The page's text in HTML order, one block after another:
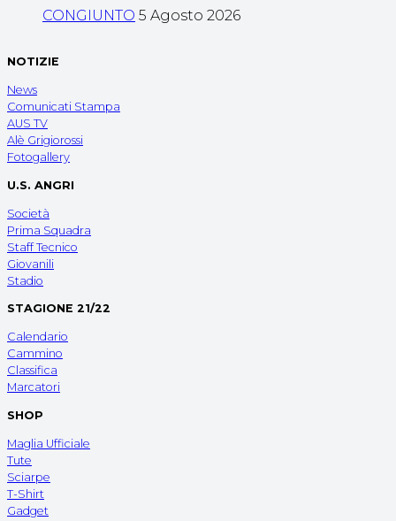
CONGIUNTO 5 Agosto 2026
NOTIZIE
News
Comunicati Stampa
AUS TV
Alè Grigiorossi
Fotogallery
U.S. ANGRI
Società
Prima Squadra
Staff Tecnico
Giovanili
Stadio
STAGIONE 21/22
Calendario
Cammino
Classifica
Marcatori
SHOP
Maglia Ufficiale
Tute
Sciarpe
T-Shirt
Gadget